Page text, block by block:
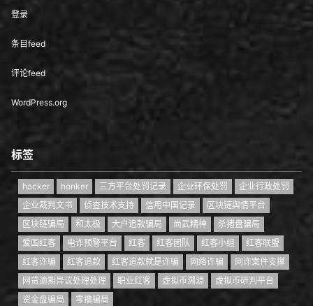
登录
条目feed
评论feed
WordPress.org
标签
hacker honker 三方平台处罚记录 企业环保处罚
企业行政处罚
企业裁判文书
侦查技术支持 信用中国记录
区块链舆情平台
区块链骗局
和太极 大户追款骗局 尚武精神
杀猪盘骗局
爱国红客
电诈预警平台 红客 红客团队 红客小组
红客联盟
红客诈骗
红客追款 红客追款就是诈骗 网络诈骗
网诈案件支撑
网贷逾期异议处理处理
职业红客 虚拟币溯源
虚拟币研判平台
资金盘骗局
零撸骗局